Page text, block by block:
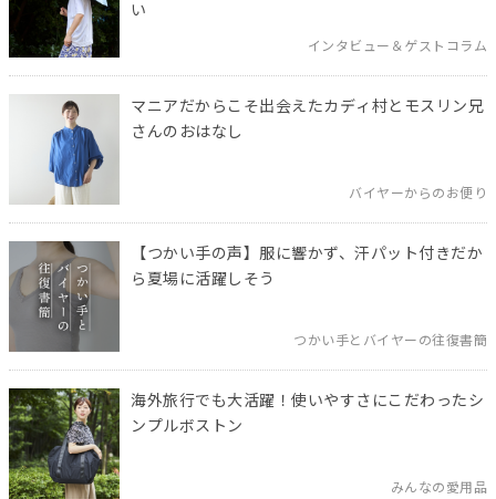
い
インタビュー＆ゲストコラム
マニアだからこそ出会えたカディ村とモスリン兄
さんのおはなし
バイヤーからのお便り
【つかい手の声】服に響かず、汗パット付きだか
ら夏場に活躍しそう
つかい手とバイヤーの往復書簡
海外旅行でも大活躍！使いやすさにこだわったシ
ンプルボストン
みんなの愛用品